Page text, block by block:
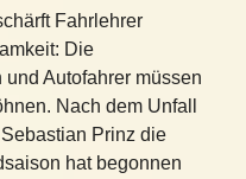
Fahrlehrer
Die
Autofahrer müssen
Nach dem Unfall
Prinz die
hat begonnen